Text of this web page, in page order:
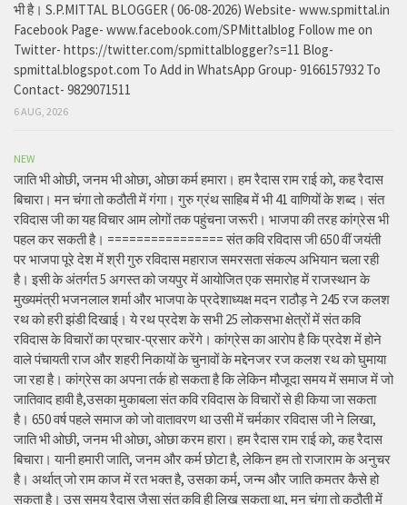
भी है। S.P.MITTAL BLOGGER ( 06-08-2026) Website- www.spmittal.in
Facebook Page- www.facebook.com/SPMittalblog Follow me on
Twitter- https://twitter.com/spmittalblogger?s=11 Blog-
spmittal.blogspot.com To Add in WhatsApp Group- 9166157932 To
Contact- 9829071511
6 AUG, 2026
NEW
जाति भी ओछी, जनम भी ओछा, ओछा कर्म हमारा। हम रैदास राम राई को, कह रैदास
बिचारा। मन चंगा तो कठौती में गंगा। गुरु ग्रंथ साहिब में भी 41 वाणियों के शब्द। संत
रविदास जी का यह विचार आम लोगों तक पहुंचना जरूरी। भाजपा की तरह कांग्रेस भी
पहल कर सकती है। ================ संत कवि रविदास जी 650 वीं जयंती
पर भाजपा पूरे देश में श्री गुरु रविदास महाराज समरसता संकल्प अभियान चला रही
है। इसी के अंतर्गत 5 अगस्त को जयपुर में आयोजित एक समारोह में राजस्थान के
मुख्यमंत्री भजनलाल शर्मा और भाजपा के प्रदेशाध्यक्ष मदन राठौड़ ने 245 रज कलश
रथ को हरी झंडी दिखाई। ये रथ प्रदेश के सभी 25 लोकसभा क्षेत्रों में संत कवि
रविदास के विचारों का प्रचार-प्रसार करेंगे। कांग्रेस का आरोप है कि प्रदेश में होने
वाले पंचायती राज और शहरी निकायों के चुनावों के मद्देनजर रज कलश रथ को घुमाया
जा रहा है। कांग्रेस का अपना तर्क हो सकता है कि लेकिन मौजूदा समय में समाज में जो
जातिवाद हावी है,उसका मुकाबला संत कवि रविदास के विचारों से ही किया जा सकता
है। 650 वर्ष पहले समाज को जो वातावरण था उसी में चर्मकार रविदास जी ने लिखा,
जाति भी ओछी, जनम भी ओछा, ओछा करम हारा। हम रैदास राम राई को, कह रैदास
बिचारा। यानी हमारी जाति, जनम और कर्म छोटा है, लेकिन हम तो राजाराम के अनुचर
है। अर्थात् जो राम काज में रत भक्त है, उसका कर्म, जन्म और जाति कमतर कैसे हो
सकता है। उस समय रैदास जैसा संत कवि ही लिख सकता था, मन चंगा तो कठौती में